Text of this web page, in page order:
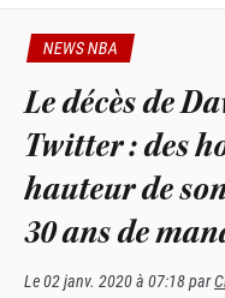
NEWS NBA
Le décès de
Twitter : des
hauteur de
30 ans de
Le02 janv. 2020 à 07:18par